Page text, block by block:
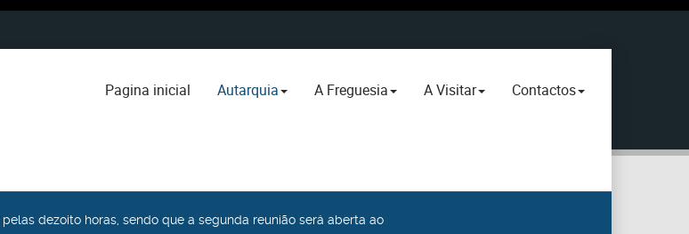
Pagina inicial Autarquia A Freguesia A Visitar Contactos
dezoito horas, sendo que a segunda reunião será aberta ao